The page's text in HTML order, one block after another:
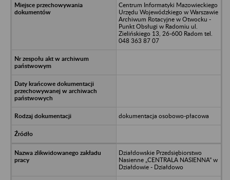
Centrum Informatyki Mazowieckiego
Urzędu Wojewódzkiego w Warszawie
Archiwum Rotacyjne w Otwocku -
Punkt Obsługi w Radomiu ul.
Zielińskiego 13, 26-600 Radom tel.
048 363 87 07
dokumentacja osobowo-płacowa
Działdowskie Przedsiębiorstwo
Nasienne „CENTRALA NASIENNA” w
Działdowie - Działdowo